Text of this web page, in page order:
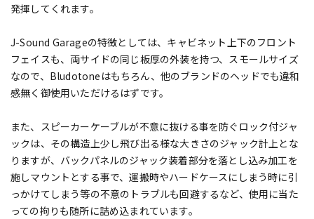
発揮してくれます。
J-Sound Garageの特徴としては、キャビネット上下のフロント
フェイスも、両サイドの同じ板厚の外装を持つ、スモールサイズ
なので、Bludotoneはもちろん、他のブランドのヘッドでも違和
感無く御使用いただけるはずです。
また、スピーカーケーブルが不意に抜ける事を防ぐロック付ジャ
ックは、その構造上少し飛び出る様な大きさのジャック計上とな
りますが、バックパネルのジャック装着部分を落とし込み加工を
施しマウントとする事で、運搬時やハードケースにしまう時に引
っかけてしまう等の不意のトラブルも回避するなど、使用に当た
っての拘りも随所に詰め込まれています。